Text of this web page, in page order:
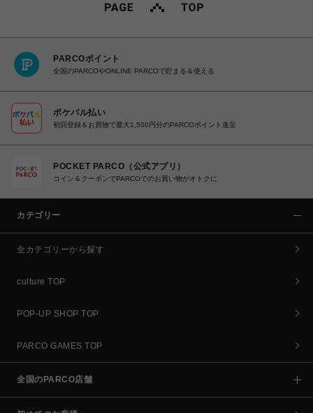
PARCOポイント
全国のPARCOやONLINE PARCOで貯まる＆使える
ポケパル払い
初回登録＆お買物で最大1,500円分のPARCOポイント進呈
POCKET PARCO（公式アプリ）
コイン＆クーポンでPARCOでのお買い物がオトクに
カテゴリー
全カテゴリーから探す
culture TOP
POP-UP SHOP TOP
PARCO GAMES TOP
全国のPARCO店舗